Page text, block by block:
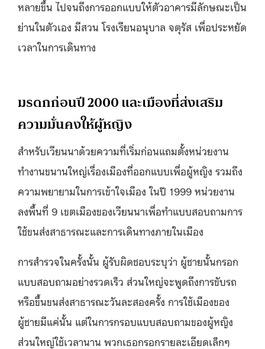
หลายขึ้น ไปจนถึงการออกแบบให้ตัวอาคารมีลักษณะเป็น
ย่านในตัวเอง มีสวน โรงเรียนอนุบาล จตุรัส เพื่อประหยัด
เวลาในการเดินทาง
มรดกก่อนปี 2000 และเมืองที่ส่งเสริม
ความมั่นคงให้ผู้หญิง
สำหรับเวียนนาด้วยความที่เริ่มก่อนแถมตั้งหน่วยงาน
ทำงานขนานใหญ่เรื่องเมืองที่ออกแบบเพื่อผู้หญิง รวมถึง
ความพยายามในการเข้าใจเมือง ในปี 1999 หน่วยงาน
ลงพื้นที่ 9 เขตเมืองของเวียนนาเพื่อทำแบบสอบถามการ
ใช้ขนส่งสาธารณะและการเดินทางภายในเมือง
การสำรวจในครั้งนั้น ผู้รับผิดชอบระบุว่า ผู้ชายนั้นกรอก
แบบสอบถามอย่างรวดเร็ว ส่วนใหญ่จะพูดถึงการขับรถ
หรือขึ้นขนส่งสาธารณะวันละสองครั้ง การใช้เมืองของ
ผู้ชายมีแค่นั้น แต่ในการกรอบแบบสอบถามของผู้หญิง
ส่วนใหญ่ใช้เวลานาน พวกเธอกรอกรายละเอียดเล็กๆ